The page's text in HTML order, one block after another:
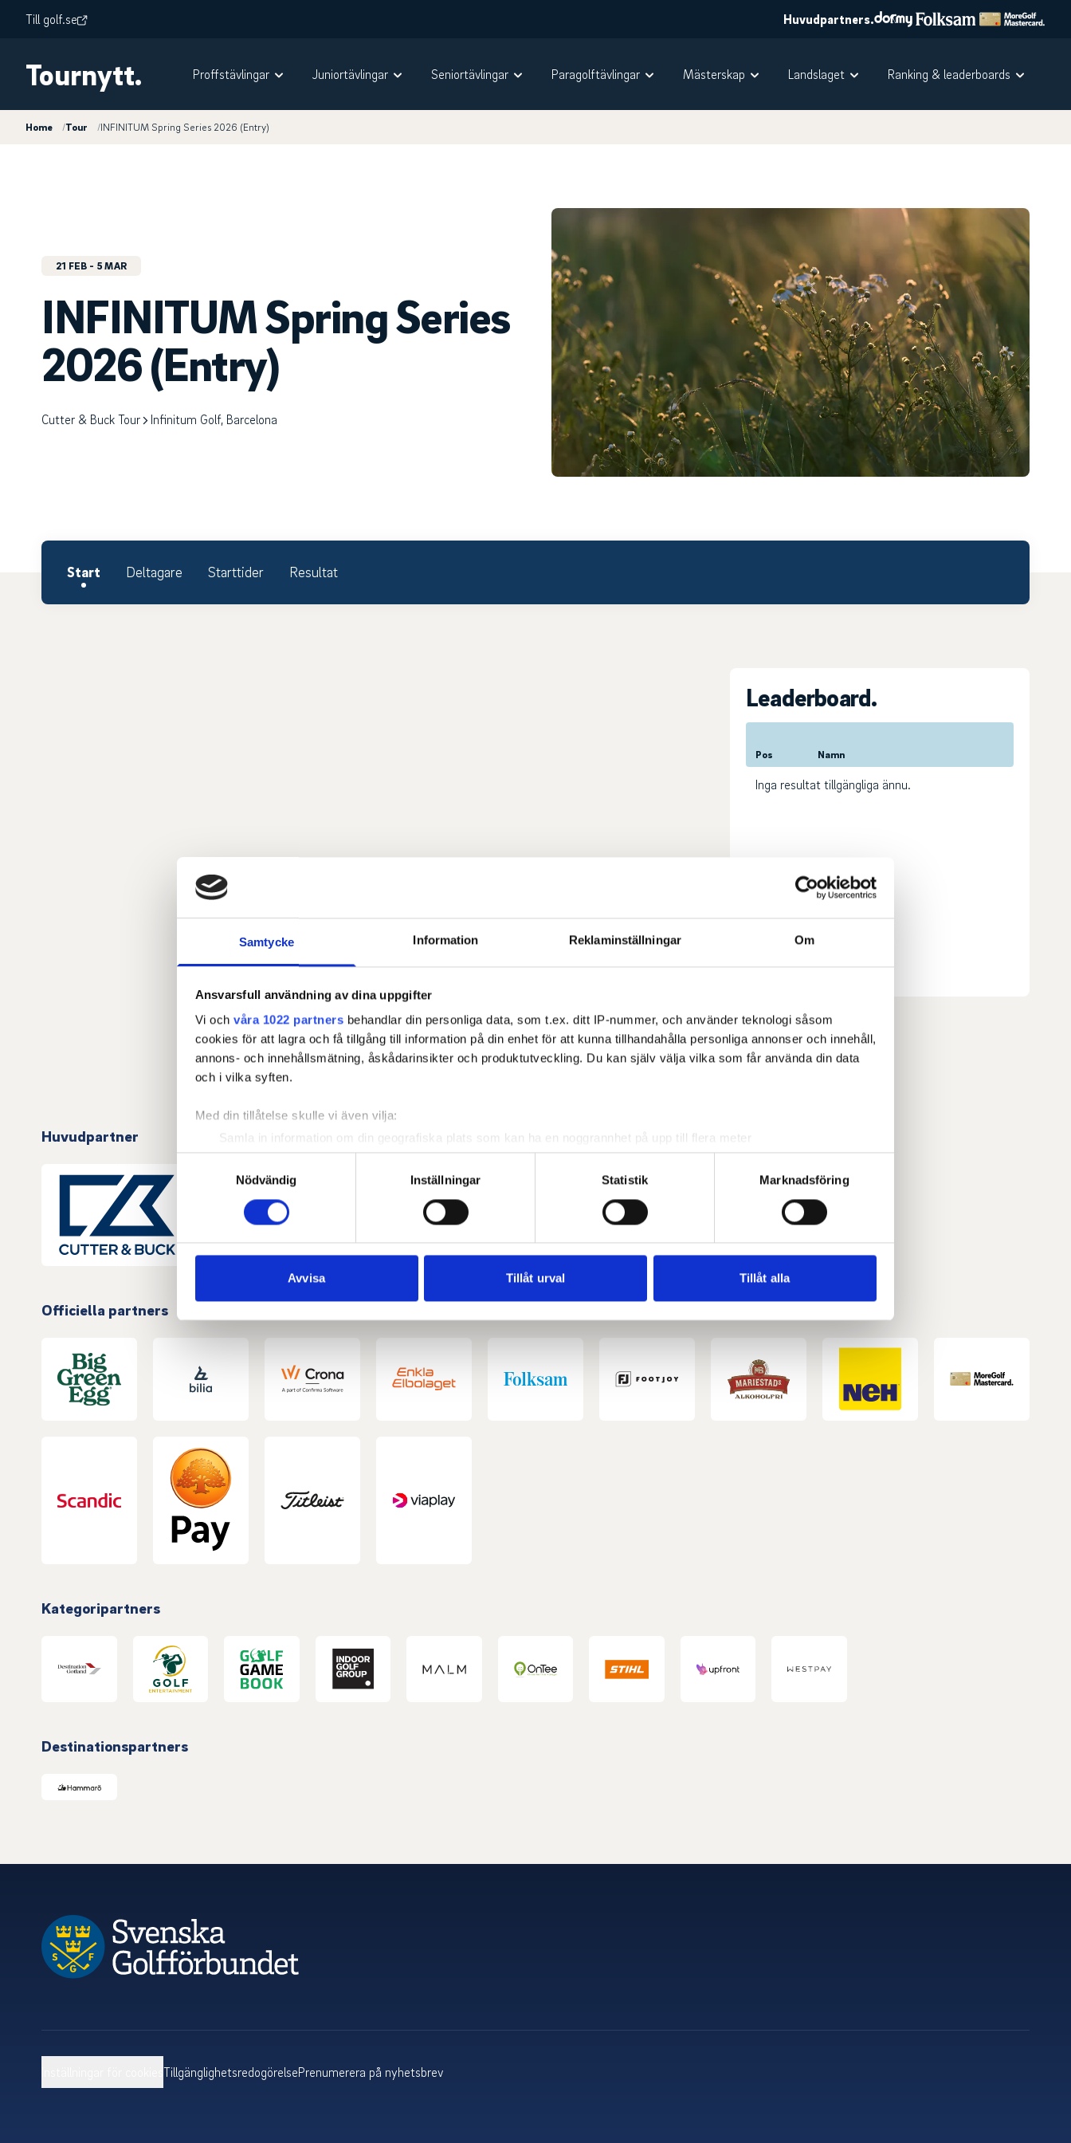
Samtycke Information Reklaminställningar Om
Ansvarsfull användning av dina uppgifter
Vi och våra 1022 partners behandlar din personliga data, som t.ex. ditt IP-nummer, och använder teknologi såsom
cookies för att lagra och få tillgång till information på din enhet för att kunna tillhandahålla personliga annonser och innehåll,
annons- och innehållsmätning, åskådarinsikter och produktutveckling. Du kan själv välja vilka som får använda din data
och i vilka syften.
Med din tillåtelse skulle vi även vilja:
Samla in information om din geografiska plats som kan ha en noggrannhet på upp till flera meter
Identifiera din enhet genom att aktivt skanna den för specifika kännetecken (fingeravtryck)
Ta reda på mer om hur dina personliga uppgifter behandlas och ställ in dina preferenser i
detaljsektionen. Du kan ändra
eller dra tillbaka ditt samtycke när som helst från cookie-förklaringen.
sociala medier och analysera vår trafik. Vi vidarebefordrar även sådana identifierare och annan information från din enhet
till de sociala medier och annons- och analysföretag som vi samarbetar med. Dessa kan i sin tur kombinera informationen
Nödvändig
Inställningar Statistik Marknadsföring
Avvisa Tillåt urval Tillåt alla
Till golf.se Huvudpartners.
Tournytt. Proffstävlingar Juniortävlingar Seniortävlingar Paragolftävlingar Mästerskap Landslaget Ranking & leaderboards
Home /Tour /INFINITUM Spring Series 2026 (Entry)
21 FEB - 5 MAR
INFINITUM Spring Series
2026 (Entry)
Cutter & Buck Tour Infinitum Golf, Barcelona
Start Deltagare Starttider Resultat
Leaderboard.
Pos Namn
Inga resultat tillgängliga ännu.
Senast uppdaterad:
Se full leaderboard
Huvudpartner
Officiella partners
Kategoripartners
Destinationspartners
TillgänglighetsredogörelsePrenumerera på nyhetsbrev